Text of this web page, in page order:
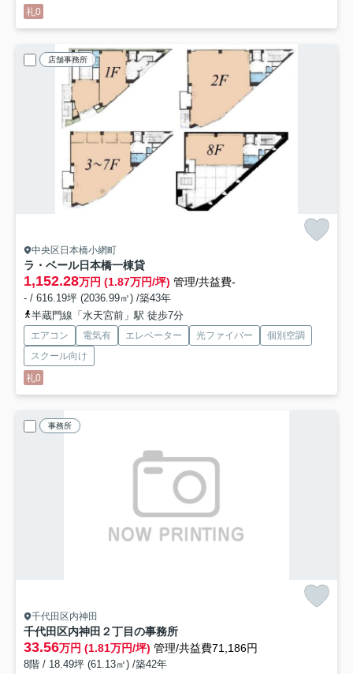
礼0
店舗事務所
中央区日本橋小網町
ラ・ベール日本橋一棟貸
1,152.28万円 (1.87万円/坪) 管理/共益費-
- / 616.19坪 (2036.99㎡) /築43年
半蔵門線「水天宮前」駅 徒歩7分
エアコン 電気有 エレベーター 光ファイバー
個別空調
スクール向け
礼0
事務所
千代田区内神田
千代田区内神田２丁目の事務所
33.56万円 (1.81万円/坪) 管理/共益費71,186円
8階 / 18.49坪 (61.13㎡) /築42年